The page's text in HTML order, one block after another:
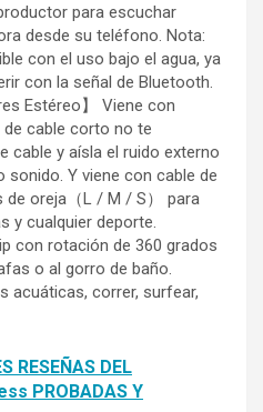
para escuchar
desde su teléfono. Nota:
con el uso bajo el agua, ya
con la señal de Bluetooth.
Estéreo】 Viene con
cable corto no te
cable y aísla el ruido externo
Y viene con cable de
de oreja（L / M / S） para
y cualquier deporte.
con rotación de 360 grados
o al gorro de baño.
acuáticas, correr, surfear,
RESEÑAS DEL
PROBADAS Y